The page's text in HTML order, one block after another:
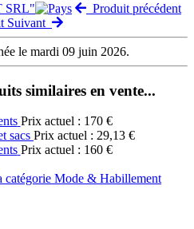
SRL"
Produit précédent
Suivant
le mardi 09 juin 2026.
similaires en vente...
Prix actuel : 170 €
Prix actuel : 29,13 €
Prix actuel : 160 €
catégorie Mode & Habillement